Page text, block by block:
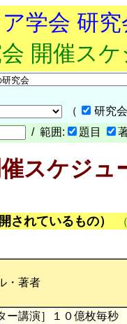
学会 研
開催ス
（
研究
/ 範囲: 題目
スケジュ
されているもの）
・著者
ー講演］１０億枚毎秒